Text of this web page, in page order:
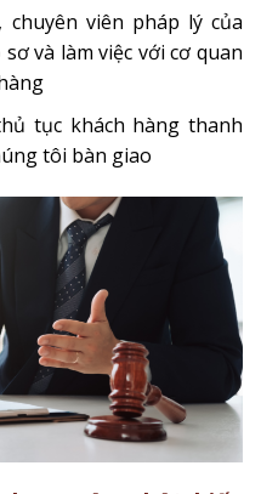
viên pháp lý của
và làm việc với cơ quan
tục khách hàng thanh
tôi bàn giao